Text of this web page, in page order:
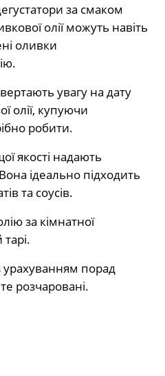
за смаком
олії можуть навіть
оливки
увагу на дату
олії, купуючи
робити.
якості надають
ідеально підходить
та соусів.
за кімнатної
порад
розчаровані.